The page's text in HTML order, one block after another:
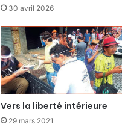
30 avril 2026
Vers la liberté intérieure
29 mars 2021